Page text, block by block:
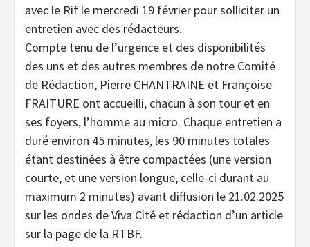
avec le Rif le mercredi 19 février pour solliciter un
entretien avec des rédacteurs.
Compte tenu de l’urgence et des disponibilités
des uns et des autres membres de notre Comité
de Rédaction, Pierre CHANTRAINE et Françoise
FRAITURE ont accueilli, chacun à son tour et en
ses foyers, l’homme au micro. Chaque entretien a
duré environ 45 minutes, les 90 minutes totales
étant destinées à être compactées (une version
courte, et une version longue, celle-ci durant au
maximum 2 minutes) avant diffusion le 21.02.2025
sur les ondes de Viva Cité et rédaction d’un article
sur la page de la RTBF.